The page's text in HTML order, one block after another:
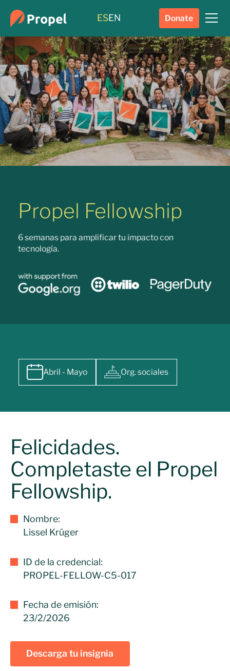
ESEN Donate
Propel Fellowship
6 semanas para amplificar tu impacto con
tecnología.
Abril - Mayo Org. sociales
Felicidades.
Completaste el Propel
Fellowship.
Nombre:
Lissel Krüger
ID de la credencial:
PROPEL-FELLOW-C5-017
Fecha de emisión:
23/2/2026
Descarga tu insignia